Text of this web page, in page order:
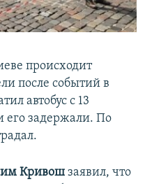
происходит
после событий в
автобус с 13
его задержали. По
Кривош заявил, что